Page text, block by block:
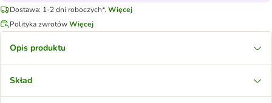
Dostawa: 1-2 dni roboczych*. Więcej
Polityka zwrotówWięcej
Opis produktu
Skład